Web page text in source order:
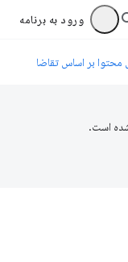
ورود به برنامه
محتوا بر اساس تقاضا
است.